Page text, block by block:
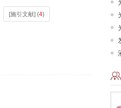
[施引文献] (4)